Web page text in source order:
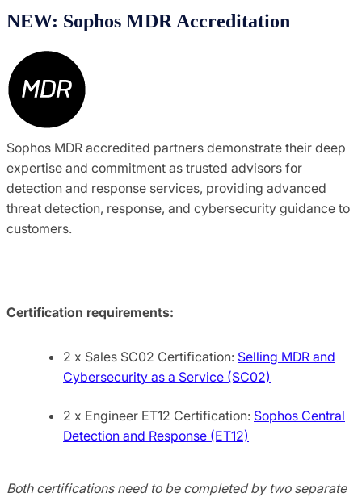
NEW: Sophos MDR Accreditation
Sophos MDR accredited partners demonstrate their deep
expertise and commitment as trusted advisors for
detection and response services, providing advanced
threat detection, response, and cybersecurity guidance to
customers.
Certification requirements:
2 x Sales SC02 Certification: Selling MDR and
Cybersecurity as a Service (SC02)
2 x Engineer ET12 Certification: Sophos Central
Detection and Response (ET12)
Both certifications need to be completed by two separate